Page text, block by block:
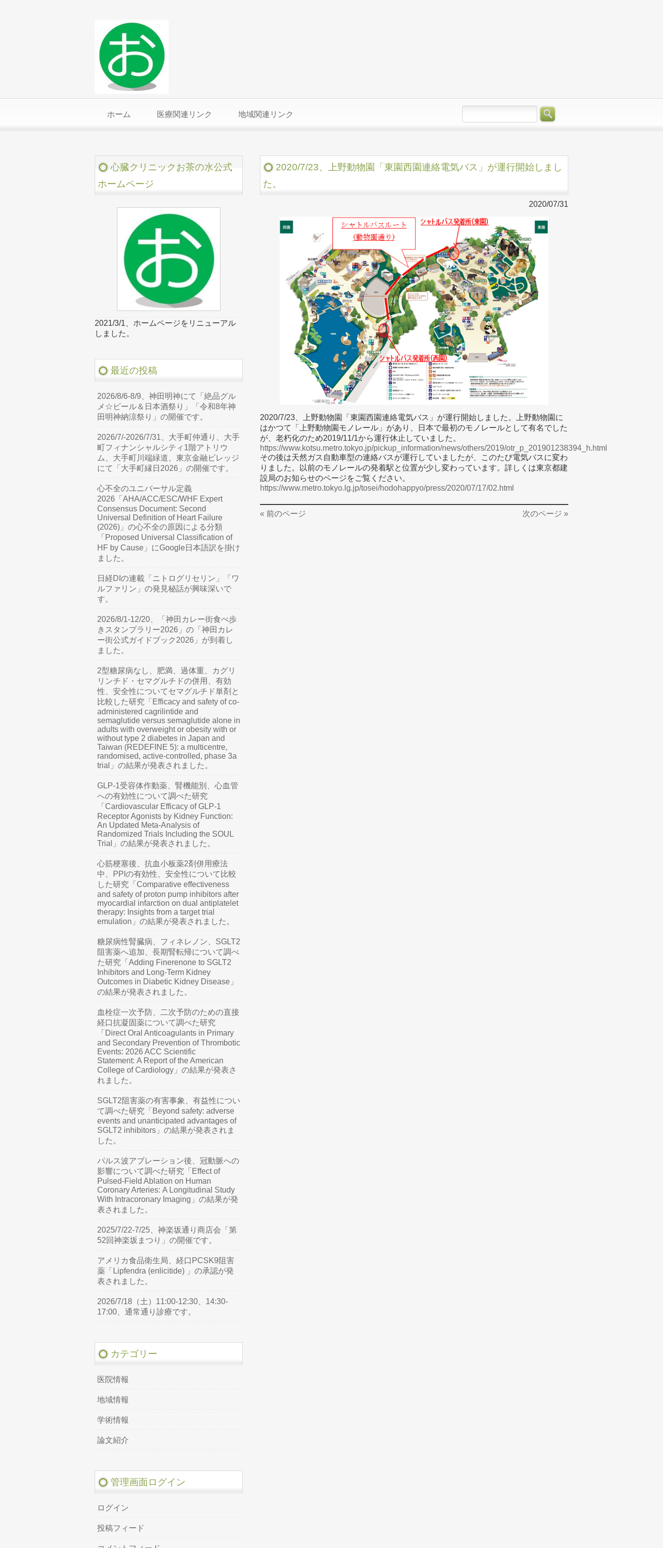
ホーム 医療関連リンク 地域関連リンク
2020/7/23、上野動物園「東園西園連絡電気バス」が運行開始しまし
た。
2020/07/31
2020/7/23、上野動物園「東園西園連絡電気バス」が運行開始しました。上野動物園に
はかつて「上野動物園モノレール」があり、日本で最初のモノレールとして有名でした
が、老朽化のため2019/11/1から運行休止していました。
https://www.kotsu.metro.tokyo.jp/pickup_information/news/others/2019/otr_p_201901238394_h.html
その後は天然ガス自動車型の連絡バスが運行していましたが、このたび電気バスに変わ
りました。以前のモノレールの発着駅と位置が少し変わっています。詳しくは東京都建
設局のお知らせのページをご覧ください。
https://www.metro.tokyo.lg.jp/tosei/hodohappyo/press/2020/07/17/02.html
« 前のページ 次のページ »
心臓クリニックお茶の水公式
ホームページ
2021/3/1、ホームページをリニューアル
しました。
最近の投稿
2026/8/6-8/9、神田明神にて「絶品グル
メ☆ビール＆日本酒祭り」「令和8年神
田明神納涼祭り」の開催です。
2026/7/-2026/7/31、大手町仲通り、大手
町フィナンシャルシティ1階アトリウ
ム、大手町川端緑道、東京金融ビレッジ
にて「大手町縁日2026」の開催です。
心不全のユニバーサル定義
2026「AHA/ACC/ESC/WHF Expert
Consensus Document: Second
Universal Definition of Heart Failure
(2026)」の心不全の原因による分類
「Proposed Universal Classification of
HF by Cause」にGoogle日本語訳を掛け
ました。
日経DIの連載「ニトログリセリン」「ワ
ルファリン」の発見秘話が興味深いで
す。
2026/8/1-12/20、「神田カレー街食べ歩
きスタンプラリー2026」の「神田カレ
ー街公式ガイドブック2026」が到着し
ました。
2型糖尿病なし、肥満、過体重、カグリ
リンチド・セマグルチドの併用、有効
性、安全性についてセマグルチド単剤と
比較した研究「Efficacy and safety of co-
administered cagrilintide and
semaglutide versus semaglutide alone in
adults with overweight or obesity with or
without type 2 diabetes in Japan and
Taiwan (REDEFINE 5): a multicentre,
randomised, active-controlled, phase 3a
trial」の結果が発表されました。
GLP-1受容体作動薬、腎機能別、心血管
への有効性について調べた研究
「Cardiovascular Efficacy of GLP-1
Receptor Agonists by Kidney Function:
An Updated Meta-Analysis of
Randomized Trials Including the SOUL
Trial」の結果が発表されました。
心筋梗塞後、抗血小板薬2剤併用療法
中、PPIの有効性、安全性について比較
した研究「Comparative effectiveness
and safety of proton pump inhibitors after
myocardial infarction on dual antiplatelet
therapy: Insights from a target trial
emulation」の結果が発表されました。
糖尿病性腎臓病、フィネレノン、SGLT2
阻害薬へ追加、長期腎転帰について調べ
た研究「Adding Finerenone to SGLT2
Inhibitors and Long-Term Kidney
Outcomes in Diabetic Kidney Disease」
の結果が発表されました。
血栓症一次予防、二次予防のための直接
経口抗凝固薬について調べた研究
「Direct Oral Anticoagulants in Primary
and Secondary Prevention of Thrombotic
Events: 2026 ACC Scientific
Statement: A Report of the American
College of Cardiology」の結果が発表さ
れました。
SGLT2阻害薬の有害事象、有益性につい
て調べた研究「Beyond safety: adverse
events and unanticipated advantages of
SGLT2 inhibitors」の結果が発表されま
した。
パルス波アブレーション後、冠動脈への
影響について調べた研究「Effect of
Pulsed-Field Ablation on Human
Coronary Arteries: A Longitudinal Study
With Intracoronary Imaging」の結果が発
表されました。
2025/7/22-7/25、神楽坂通り商店会「第
52回神楽坂まつり」の開催です。
アメリカ食品衛生局、経口PCSK9阻害
薬「Lipfendra (enlicitide) 」の承認が発
表されました。
2026/7/18（土）11:00-12:30、14:30-
17:00、通常通り診療です。
カテゴリー
医院情報
地域情報
学術情報
論文紹介
管理画面ログイン
ログイン
投稿フィード